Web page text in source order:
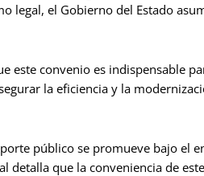
legal, el Gobierno del Estado
este convenio es indispensable
la eficiencia y la
público se promueve bajo el
detalla que la conveniencia de